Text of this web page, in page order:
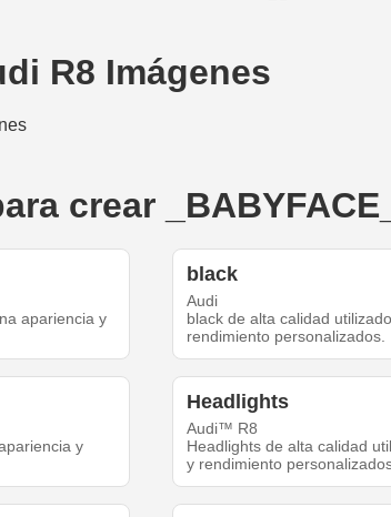
R8 Imágenes
crear
apariencia y
black
Audi
black de alta calidad
rendimiento personalizados.
y
Headlights
Audi™ R8
Headlights de alta calidad
y rendimiento